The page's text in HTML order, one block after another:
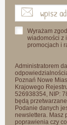
Wyrażam
wiadomości z
promocjach i
Administratorem
Poznań Nowe
Krajowego
526938354, NIP:
będą
Podanie danych
newslettera. Masz
poprawienia czy